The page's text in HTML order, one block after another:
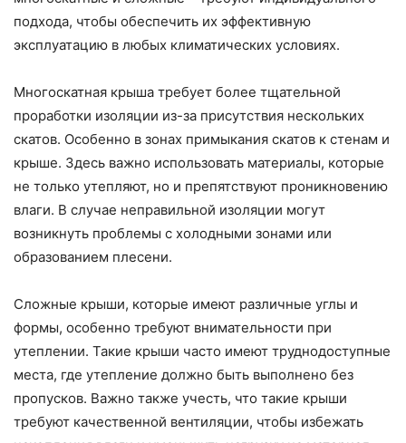
подхода, чтобы обеспечить их эффективную
эксплуатацию в любых климатических условиях.
Многоскатная крыша требует более тщательной
проработки изоляции из-за присутствия нескольких
скатов. Особенно в зонах примыкания скатов к стенам и
крыше. Здесь важно использовать материалы, которые
не только утепляют, но и препятствуют проникновению
влаги. В случае неправильной изоляции могут
возникнуть проблемы с холодными зонами или
образованием плесени.
Сложные крыши, которые имеют различные углы и
формы, особенно требуют внимательности при
утеплении. Такие крыши часто имеют труднодоступные
места, где утепление должно быть выполнено без
пропусков. Важно также учесть, что такие крыши
требуют качественной вентиляции, чтобы избежать